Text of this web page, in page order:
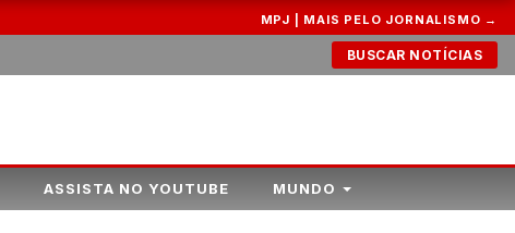
MPJ | MAIS PELO JORNALISMO →
BUSCAR NOTÍCIAS
ASSISTA NO YOUTUBE MUNDO